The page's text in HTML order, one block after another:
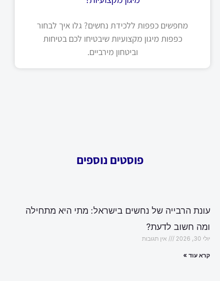
מחפשים כפפות ללכידת נחשים? גלו איך לבחור
כפפות מיגון מקצועיות שיבטיחו לכם בטיחות
וביטחון מירביים.
פוסטים נוספים
עונת הרבייה של נחשים בישראל: מתי היא מתחילה
ומה חשוב לדעת?
יולי 30, 2026 אין תגובות
קרא עוד »